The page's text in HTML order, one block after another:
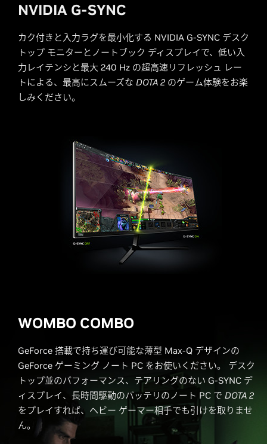
NVIDIA G-SYNC
カク付きと入力ラグを最小化する NVIDIA G-SYNC デスク
トップ モニターとノートブック ディスプレイで、低い入
力レイテンシと最大 240 Hz の超高速リフレッシュ レー
トによる、最高にスムーズな DOTA 2 のゲーム体験をお楽
しみください。
WOMBO COMBO
GeForce 搭載で持ち運び可能な薄型 Max-Q デザインの
GeForce ゲーミング ノート PC をお使いください。 デスク
トップ並のパフォーマンス、テアリングのない G-SYNC デ
ィスプレイ、長時間駆動のバッテリのノート PC で DOTA 2
をプレイすれば、ヘビー ゲーマー相手でも引けを取りませ
ん。